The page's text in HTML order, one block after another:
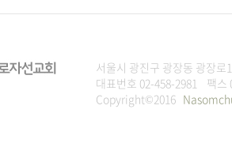
서울시 광진구 광장동 광장
대표번호 02-458-2981 팩
Copyright©2016